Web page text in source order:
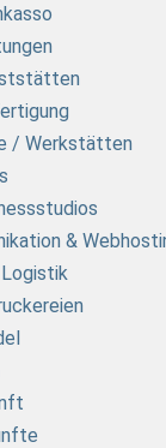
/ Werkstätten
&